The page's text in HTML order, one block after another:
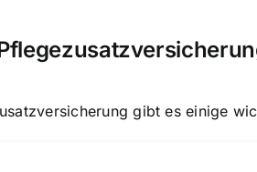
gibt es einige